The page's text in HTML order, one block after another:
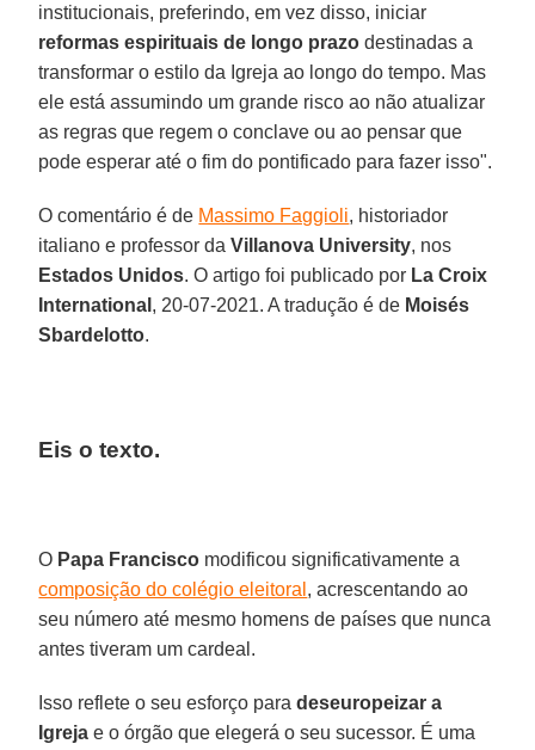
institucionais, preferindo, em vez disso, iniciar
reformas espirituais de longo prazo destinadas a
transformar o estilo da Igreja ao longo do tempo. Mas
ele está assumindo um grande risco ao não atualizar
as regras que regem o conclave ou ao pensar que
pode esperar até o fim do pontificado para fazer isso".
O comentário é de Massimo Faggioli, historiador
italiano e professor daVillanova University, nos
Estados Unidos. O artigo foi publicado por La Croix
International , 20-07-2021. A tradução é de Moisés
Sbardelotto.
Eis o texto.
O Papa Francisco modificou significativamente a
composição do colégio eleitoral , acrescentando ao
seu número até mesmo homens de países que nunca
antes tiveram um cardeal.
Isso reflete o seu esforço paradeseuropeizar a
Igreja e o órgão que elegerá o seu sucessor. É uma